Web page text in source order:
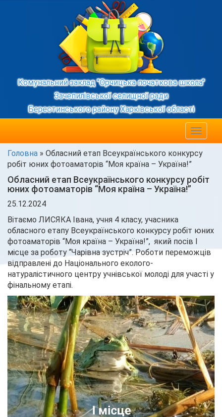
Комунальний заклад "Орчицька початкова школа"
Зачепилівської селищної ради
Берестинського району Харківської області
Toggle
Головна » Обласний етап Всеукраїнського конкурсу
робіт юних фотоаматорів “Моя країна – Україна!”
Обласний етап Всеукраїнського конкурсу робіт
юних фотоаматорів “Моя країна – Україна!”
25.12.2024
Вітаємо ЛИСЯКА Івана, учня 4 класу, учасника
обласного етапу Всеукраїнського конкурсу робіт юних
фотоаматорів “Моя країна – Україна!”, який посів І
місце за роботу “Чарівна зустріч”. Роботи переможців
відправлені до Національного еколого-
натуралістичного центру учнівської молоді для участі у
фінальному етапі.